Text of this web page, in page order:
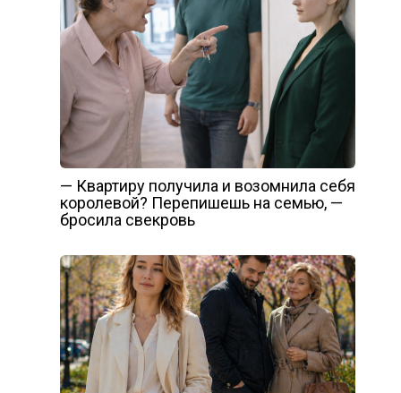
— Квартиру получила и возомнила себя
королевой? Перепишешь на семью, —
бросила свекровь